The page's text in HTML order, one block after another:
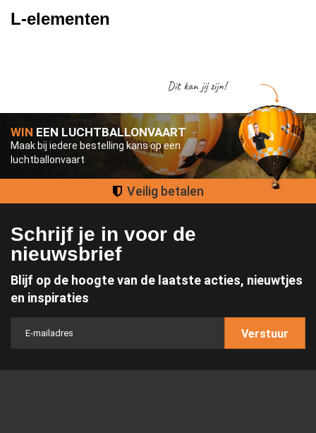
L-elementen
WIN EEN LUCHTBALLONVAART
Maak bij iedere bestelling kans op een
luchtballonvaart
Dit kan jij zijn!
Groot assortiment
Schrijf je in voor de
nieuwsbrief
Blijf op de hoogte van de laatste acties, nieuwtjes
en inspiraties
Verstuur